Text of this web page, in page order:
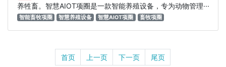
养牲畜。智慧AIOT项圈是一款智能养殖设备，专为动物管理···
智能畜牧项圈 智慧养殖设备 智慧AIOT项圈 畜牧项圈
首页 上一页 下一页 尾页